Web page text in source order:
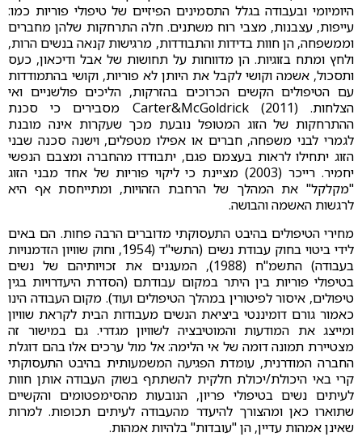
היומיומי ובעבודה בגלל התסמינים הפיזיים של טיפולי פוריות כמו:
עייפות, עצבנות, מצבי רוח משתנים. חלה התרחקות שלהן מחברים
וממשפחה, הן חוות בדידות והתבודדות, מרגישות קנאה בנשים הרות,
ולחץ ומתח בזוגיות. הן מדווחות על תחושות של אבל ודיכאון, כעס
ותסכול, אשמה וקושי לקבל את היותן לא פוריות, וקושי בהתמודדות
עם הטיפולים הקשים הכרוכים בהזרקות, הליכים פולשניים ואי
הצלחות. Carter&McGoldrick (2011) מסבירים כי סכנת
ההתרחקות של הזוג המטופל נובעת מכך שעקרות אינה מובנת
לגמרי לבני משפחה, חברים או אפילו מטפלים, וישנה סכנה שבני
הזוג יתחילו לראות בעצמם פגם, יתבודדו מהחברה ומצבם הנפשי
יחמיר. רייכר (2003) מציינת כי ליקוי פוריות של אחד מבני הזוג
"מקלקל" את המהלך של הרחבת הזהויות, ומתייחסת אף היא
לרגשות האשמה והבושה.
מחירי הטיפולים בהיבט התעסוקתי מדוברים הרבה פחות. הם באים
לידי ביטוי בחוק עבודת נשים (התשי"ד (1954, וחוק שוויון הזדמנויות
בעבודה) התשמ"ח (1988), המעגנים את זכויותיהם של נשים
בטיפולי פוריות בין היתר במקום עבודתם (הסדרת היעדרויות בגין
טיפולים, איסור לפיטורין במהלך הטיפולים ועוד). מקום העבודה הינו
כאמור גורם דומיננטי ביציאת הנשים מעבודות הבית לקראת שוויון
ומייצג את המודעות והמוטיבציה לשוויון מגדרי. גם במישור זה
מצטיירת תמונה דומה של אי הלימה: אל מול ערכים אלו בהם דוגלת
החברה המודרנית, עומדת הפגיעה המשמעותית בהיבט התעסוקתי
קרי באי היכולת/יכולת חלקית להשתתף בשוק העבודה אותן חוות
לעיתים נשים בטיפולי פריון, הנובעות מהסימפטומים והקשיים
שתוארו כאן ומהצורך להיעדר מהעבודה לעיתים תכופות. למרות
שאינן אמהות עדיין, הן "עובדות" בלהיות אמהות.